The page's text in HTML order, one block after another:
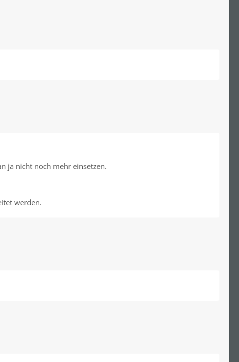
ja nicht noch mehr einsetzen.
werden.